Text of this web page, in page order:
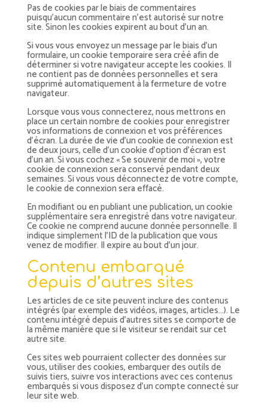
Pas de cookies par le biais de commentaires
puisqu’aucun commentaire n’est autorisé sur notre
site. Sinon les cookies expirent au bout d’un an.
Si vous vous envoyez un message par le biais d’un
formulaire, un cookie temporaire sera créé afin de
déterminer si votre navigateur accepte les cookies. Il
ne contient pas de données personnelles et sera
supprimé automatiquement à la fermeture de votre
navigateur.
Lorsque vous vous connecterez, nous mettrons en
place un certain nombre de cookies pour enregistrer
vos informations de connexion et vos préférences
d’écran. La durée de vie d’un cookie de connexion est
de deux jours, celle d’un cookie d’option d’écran est
d’un an. Si vous cochez « Se souvenir de moi », votre
cookie de connexion sera conservé pendant deux
semaines. Si vous vous déconnectez de votre compte,
le cookie de connexion sera effacé.
En modifiant ou en publiant une publication, un cookie
supplémentaire sera enregistré dans votre navigateur.
Ce cookie ne comprend aucune donnée personnelle. Il
indique simplement l’ID de la publication que vous
venez de modifier. Il expire au bout d’un jour.
Contenu embarqué
depuis d’autres sites
Les articles de ce site peuvent inclure des contenus
intégrés (par exemple des vidéos, images, articles…). Le
contenu intégré depuis d’autres sites se comporte de
la même manière que si le visiteur se rendait sur cet
autre site.
Ces sites web pourraient collecter des données sur
vous, utiliser des cookies, embarquer des outils de
suivis tiers, suivre vos interactions avec ces contenus
embarqués si vous disposez d’un compte connecté sur
leur site web.